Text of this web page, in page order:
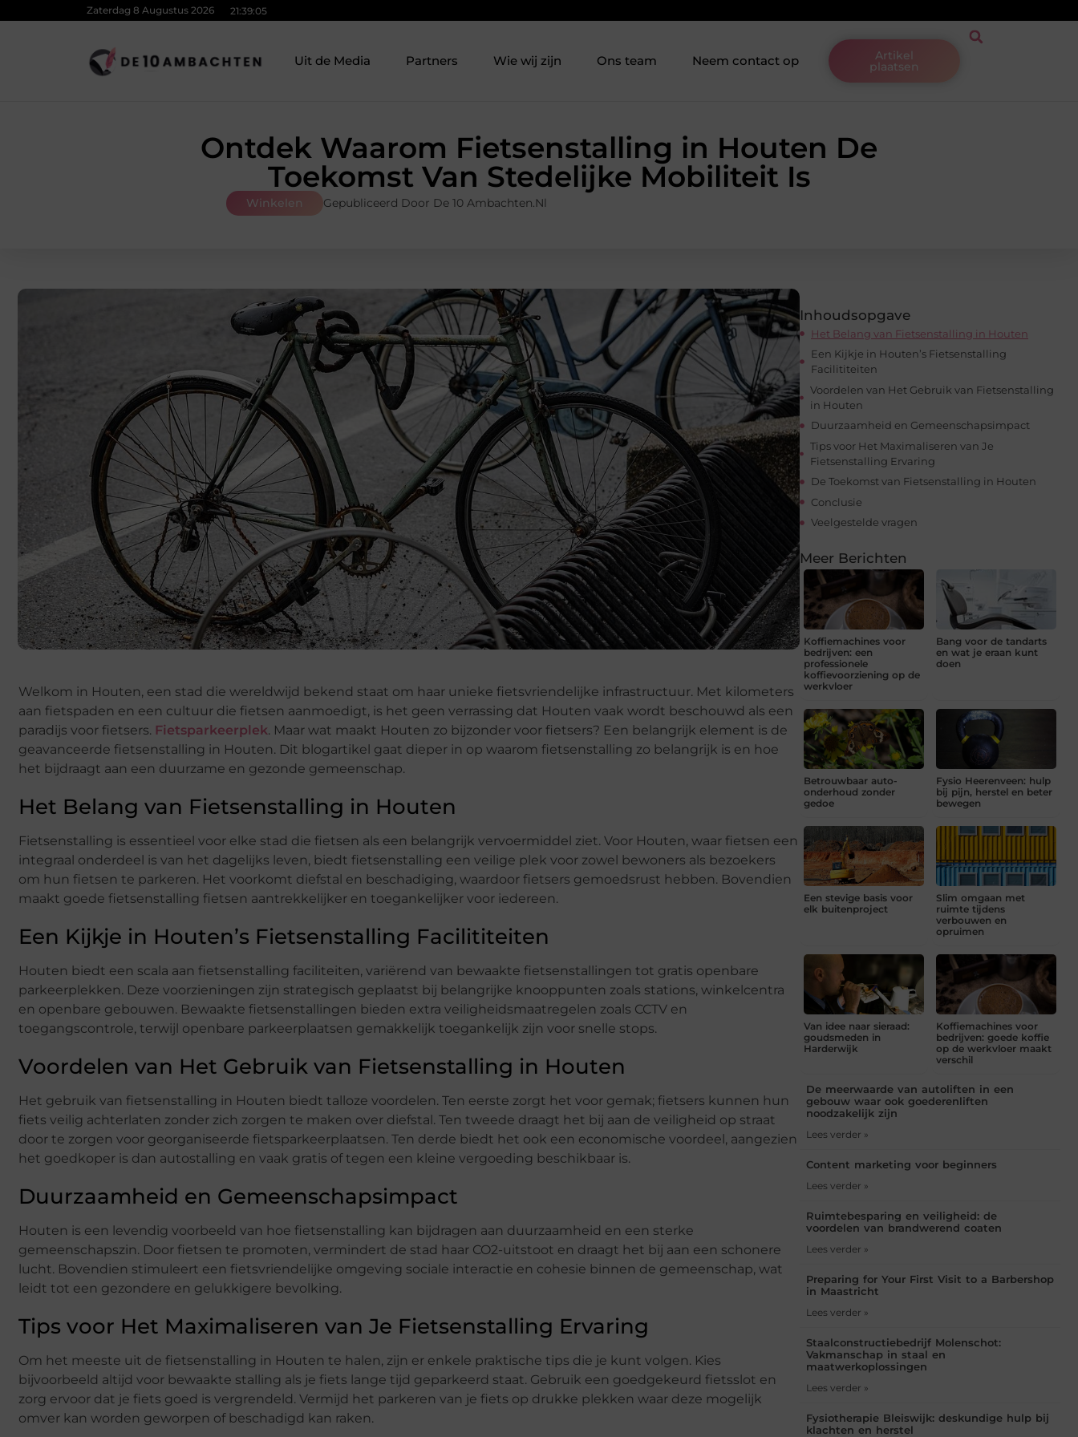
Zaterdag 8 Augustus 2026 21:39:06
Uit de Media Partners Wie wij zijn Ons team Neem contact op Artikel
plaatsen
Ontdek Waarom Fietsenstalling in Houten De
Toekomst Van Stedelijke Mobiliteit Is
Winkelen Gepubliceerd Door De 10 Ambachten.nl
Welkom in Houten, een stad die wereldwijd bekend staat om haar unieke fietsvriendelijke infrastructuur. Met kilometers
aan fietspaden en een cultuur die fietsen aanmoedigt, is het geen verrassing dat Houten vaak wordt beschouwd als een
paradijs voor fietsers. Fietsparkeerplek. Maar wat maakt Houten zo bijzonder voor fietsers? Een belangrijk element is de
geavanceerde fietsenstalling in Houten. Dit blogartikel gaat dieper in op waarom fietsenstalling zo belangrijk is en hoe
het bijdraagt aan een duurzame en gezonde gemeenschap.
Het Belang van Fietsenstalling in Houten
Fietsenstalling is essentieel voor elke stad die fietsen als een belangrijk vervoermiddel ziet. Voor Houten, waar fietsen een
integraal onderdeel is van het dagelijks leven, biedt fietsenstalling een veilige plek voor zowel bewoners als bezoekers
om hun fietsen te parkeren. Het voorkomt diefstal en beschadiging, waardoor fietsers gemoedsrust hebben. Bovendien
maakt goede fietsenstalling fietsen aantrekkelijker en toegankelijker voor iedereen.
Een Kijkje in Houten’s Fietsenstalling Facilititeiten
Houten biedt een scala aan fietsenstalling faciliteiten, variërend van bewaakte fietsenstallingen tot gratis openbare
parkeerplekken. Deze voorzieningen zijn strategisch geplaatst bij belangrijke knooppunten zoals stations, winkelcentra
en openbare gebouwen. Bewaakte fietsenstallingen bieden extra veiligheidsmaatregelen zoals CCTV en
toegangscontrole, terwijl openbare parkeerplaatsen gemakkelijk toegankelijk zijn voor snelle stops.
Voordelen van Het Gebruik van Fietsenstalling in Houten
Het gebruik van fietsenstalling in Houten biedt talloze voordelen. Ten eerste zorgt het voor gemak; fietsers kunnen hun
fiets veilig achterlaten zonder zich zorgen te maken over diefstal. Ten tweede draagt het bij aan de veiligheid op straat
door te zorgen voor georganiseerde fietsparkeerplaatsen. Ten derde biedt het ook een economische voordeel, aangezien
het goedkoper is dan autostalling en vaak gratis of tegen een kleine vergoeding beschikbaar is.
Duurzaamheid en Gemeenschapsimpact
Houten is een levendig voorbeeld van hoe fietsenstalling kan bijdragen aan duurzaamheid en een sterke
gemeenschapszin. Door fietsen te promoten, vermindert de stad haar CO2-uitstoot en draagt het bij aan een schonere
lucht. Bovendien stimuleert een fietsvriendelijke omgeving sociale interactie en cohesie binnen de gemeenschap, wat
leidt tot een gezondere en gelukkigere bevolking.
Tips voor Het Maximaliseren van Je Fietsenstalling Ervaring
Om het meeste uit de fietsenstalling in Houten te halen, zijn er enkele praktische tips die je kunt volgen. Kies
bijvoorbeeld altijd voor bewaakte stalling als je fiets lange tijd geparkeerd staat. Gebruik een goedgekeurd fietsslot en
zorg ervoor dat je fiets goed is vergrendeld. Vermijd het parkeren van je fiets op drukke plekken waar deze mogelijk
omver kan worden geworpen of beschadigd kan raken.
Inhoudsopgave
Het Belang van Fietsenstalling in Houten
Een Kijkje in Houten’s Fietsenstalling
Facilititeiten
Voordelen van Het Gebruik van Fietsenstalling
in Houten
Duurzaamheid en Gemeenschapsimpact
Tips voor Het Maximaliseren van Je
Fietsenstalling Ervaring
De Toekomst van Fietsenstalling in Houten
Conclusie
Veelgestelde vragen
Meer Berichten
Koffiemachines voor
bedrijven: een
professionele
koffievoorziening op de
werkvloer
Bang voor de tandarts
en wat je eraan kunt
doen
Betrouwbaar auto-
onderhoud zonder
gedoe
Fysio Heerenveen: hulp
bij pijn, herstel en beter
bewegen
Een stevige basis voor
elk buitenproject
Slim omgaan met
ruimte tijdens
verbouwen en
opruimen
Van idee naar sieraad:
goudsmeden in
Harderwijk
Koffiemachines voor
bedrijven: goede koffie
op de werkvloer maakt
verschil
De meerwaarde van autoliften in een
gebouw waar ook goederenliften
noodzakelijk zijn
Lees verder »
Content marketing voor beginners
Lees verder »
Ruimtebesparing en veiligheid: de
voordelen van brandwerend coaten
Lees verder »
Preparing for Your First Visit to a Barbershop
in Maastricht
Lees verder »
Staalconstructiebedrijf Molenschot:
Vakmanschap in staal en
maatwerkoplossingen
Lees verder »
Fysiotherapie Bleiswijk: deskundige hulp bij
klachten en herstel